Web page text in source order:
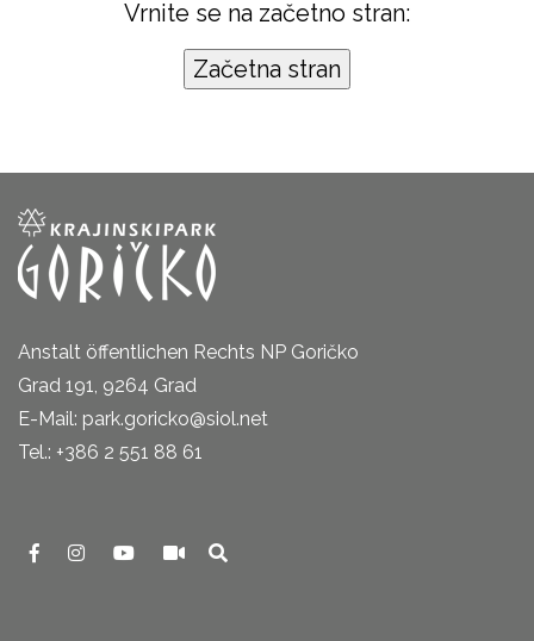
Vrnite se na začetno stran:
Anstalt öffentlichen Rechts NP Goričko
Grad 191, 9264 Grad
E-Mail: park.goricko@siol.net
Tel.: +386 2 551 88 61